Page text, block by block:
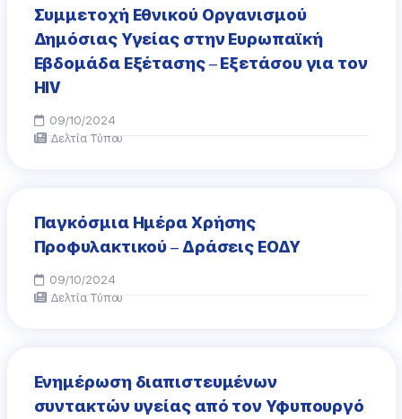
Συμμετοχή Εθνικού Οργανισμού
Δημόσιας Υγείας στην Ευρωπαϊκή
Εβδομάδα Εξέτασης – Εξετάσου για τον
HIV
09/10/2024
Δελτία Τύπου
Παγκόσμια Ημέρα Χρήσης
Προφυλακτικού – Δράσεις ΕΟΔΥ
09/10/2024
Δελτία Τύπου
Eνημέρωση διαπιστευμένων
συντακτών υγείας από τον Υφυπουργό